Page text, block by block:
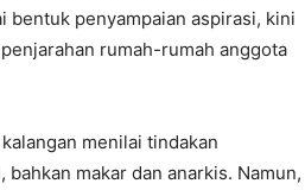
bentuk penyampaian aspirasi, kini
rumah-rumah anggota
menilai tindakan
makar dan anarkis. Namun,